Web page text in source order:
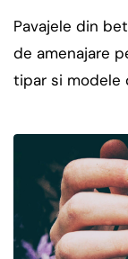
Pavajele din
de amenajare
tipar si modele